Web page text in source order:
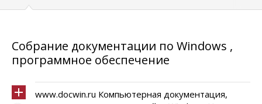
Собрание документации по Windows ,
программное обеспечение
www.docwin.ru Компьютерная документация,